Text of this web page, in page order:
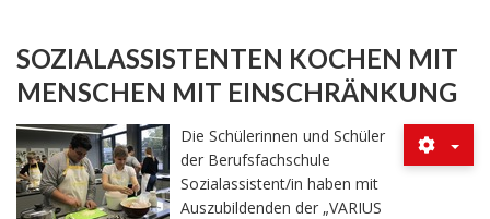
SOZIALASSISTENTEN KOCHEN MIT
MENSCHEN MIT EINSCHRÄNKUNG
Die Schülerinnen und Schüler
der Berufsfachschule
Sozialassistent/in haben mit
Auszubildenden der „VARIUS